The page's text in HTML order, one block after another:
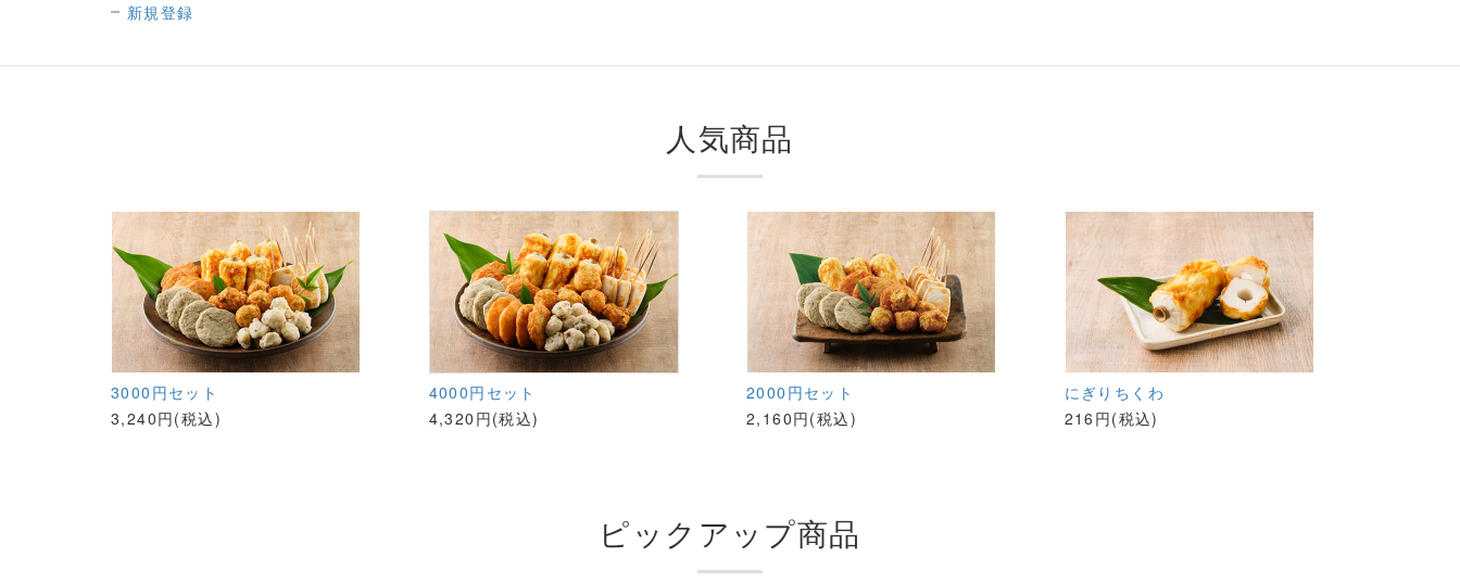
新規登録
人気商品
3000円セット
3,240円(税込)
4000円セット
4,320円(税込)
2000円セット
2,160円(税込)
にぎりちくわ
216円(税込)
ピックアップ商品